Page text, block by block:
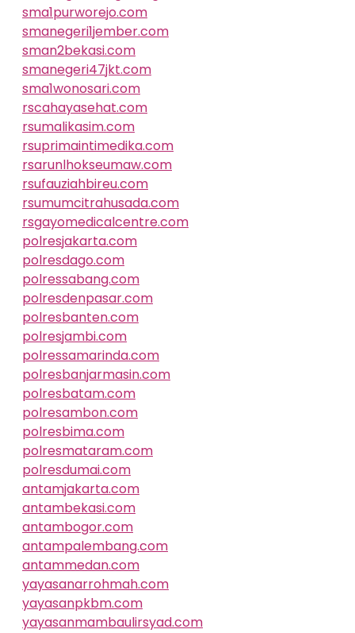
sma1purworejo.com
smanegeri1jember.com
sman2bekasi.com
smanegeri47jkt.com
sma1wonosari.com
rscahayasehat.com
rsumalikasim.com
rsuprimaintimedika.com
rsarunlhokseumaw.com
rsufauziahbireu.com
rsumumcitrahusada.com
rsgayomedicalcentre.com
polresjakarta.com
polresdago.com
polressabang.com
polresdenpasar.com
polresbanten.com
polresjambi.com
polressamarinda.com
polresbanjarmasin.com
polresbatam.com
polresambon.com
polresbima.com
polresmataram.com
polresdumai.com
antamjakarta.com
antambekasi.com
antambogor.com
antampalembang.com
antammedan.com
yayasanarrohmah.com
yayasanpkbm.com
yayasanmambaulirsyad.com